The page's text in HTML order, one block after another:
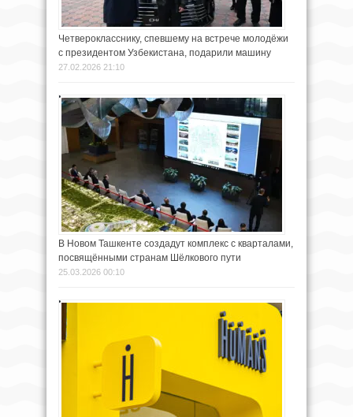
Четверокласснику, спевшему на встрече молодёжи
с президентом Узбекистана, подарили машину
27.02.2026 21:10
В Новом Ташкенте создадут комплекс с кварталами,
посвящёнными странам Шёлкового пути
25.03.2026 00:10